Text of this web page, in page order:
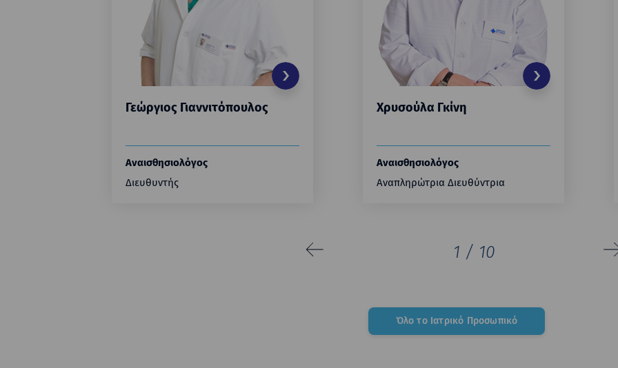
Γεώργιος Γιαννιτόπουλος
Αναισθησιολόγος
Διευθυντής
Χρυσούλα Γκίνη
Αναισθησιολόγος
Αναπληρώτρια Διευθύντρια
1 / 10
Όλο το Ιατρικό Προσωπικό